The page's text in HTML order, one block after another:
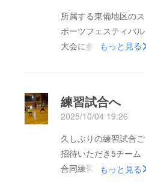
所属する東備地区のス
ポーツフェスティバル
大会に参加させていた
年以下のちびちゃんず
も緊張の1日(((* ॑˘ ॑* ≡ *
॑˘ ॑*)))ｿﾜｿﾜ昨年度優勝の
為トロフィーを変換し
また、持って帰る事を
もっと見る
練習試合へ
2025/10/04 19:26
久しぶりの練習試合ご
招待いただき5チーム
合同練習試合へ参加さ
もっと見る